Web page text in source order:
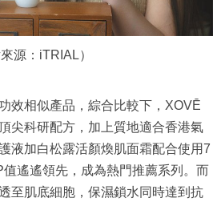
源：iTRIAL）
效相似產品，綜合比較下，XOVĒ
尖科研配方，加上質地適合香港氣
液加白松露活顏煥肌面霜配合使用7
遙遙領先，成為熱門推薦系列。而
至肌底細胞，保濕鎖水同時達到抗